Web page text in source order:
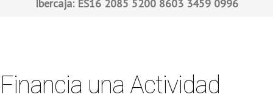
Ibercaja: ES16 2085 5200 8603 3459 0996
Financia una Actividad